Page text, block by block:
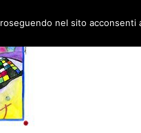
nel sito acconsenti